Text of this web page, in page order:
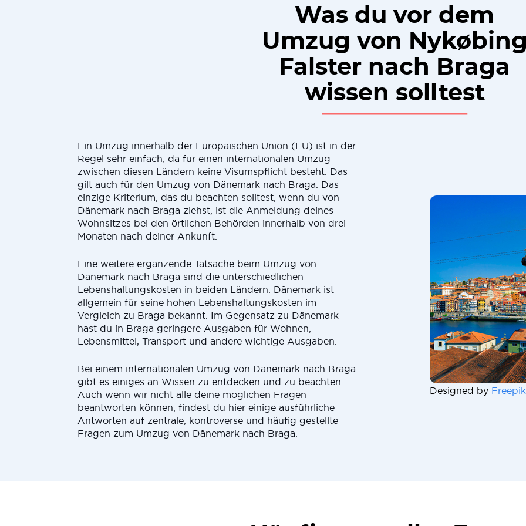
Was du vor dem
Umzug von
Falster nach Braga
wissen solltest
Ein Umzug innerhalb der Europäischen Union (EU) ist in der
Regel sehr einfach, da für einen internationalen Umzug
zwischen diesen Ländern keine Visumspflicht besteht. Das
gilt auch für den Umzug von Dänemark nach Braga. Das
einzige Kriterium, das du beachten solltest, wenn du von
Dänemark nach Braga ziehst, ist die Anmeldung deines
Wohnsitzes bei den örtlichen Behörden innerhalb von drei
Monaten nach deiner Ankunft.
Eine weitere ergänzende Tatsache beim Umzug von
Dänemark nach Braga sind die unterschiedlichen
Lebenshaltungskosten in beiden Ländern. Dänemark ist
allgemein für seine hohen Lebenshaltungskosten im
Vergleich zu Braga bekannt. Im Gegensatz zu Dänemark
hast du in Braga geringere Ausgaben für Wohnen,
Lebensmittel, Transport und andere wichtige Ausgaben.
Bei einem internationalen Umzug von Dänemark nach Braga
gibt es einiges an Wissen zu entdecken und zu beachten.
Auch wenn wir nicht alle deine möglichen Fragen
beantworten können, findest du hier einige ausführliche
Antworten auf zentrale, kontroverse und häufig gestellte
Fragen zum Umzug von Dänemark nach Braga.
Designed by Freepik